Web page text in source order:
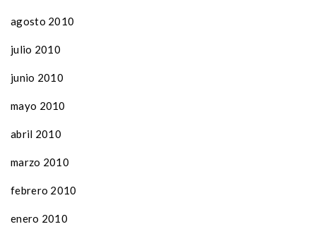
agosto 2010
julio 2010
junio 2010
mayo 2010
abril 2010
marzo 2010
febrero 2010
enero 2010